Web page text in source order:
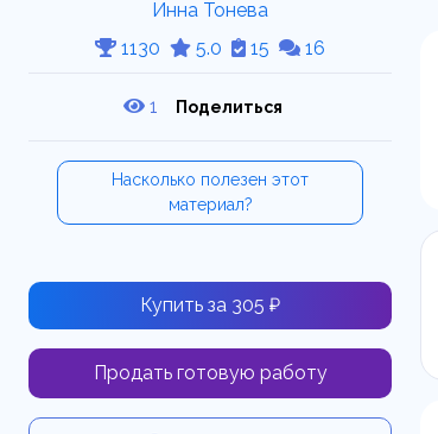
Инна Тонева
1130
5.0 15 16
1 Поделиться
Насколько полезен этот
материал?
Купить за 305 ₽
Продать готовую работу